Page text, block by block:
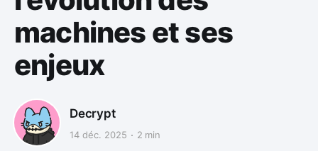
machines et ses
enjeux
Decrypt
14 déc. 2025 2 min